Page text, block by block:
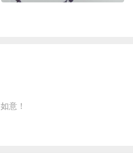
意！